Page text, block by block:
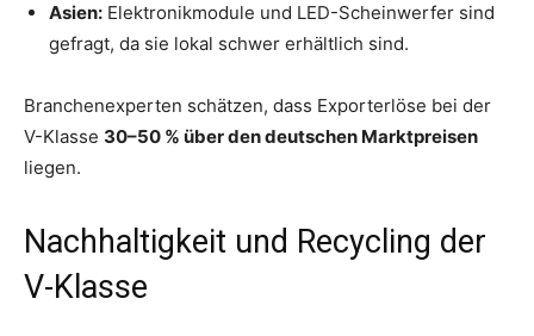
Asien: Elektronikmodule und LED-Scheinwerfer sind
gefragt, da sie lokal schwer erhältlich sind.
Branchenexperten schätzen, dass Exporterlöse bei der
V-Klasse 30–50 % über den deutschen Marktpreisen
liegen.
Nachhaltigkeit und Recycling der
V-Klasse